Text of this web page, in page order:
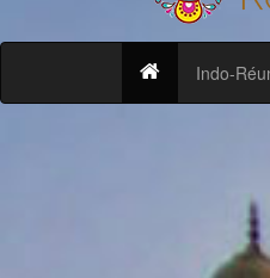
(current)
Indo-